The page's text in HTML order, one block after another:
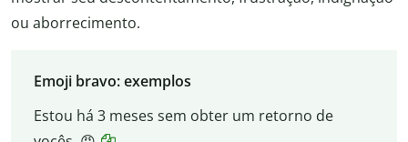
ou aborrecimento.
Emoji bravo: exemplos
Estou há 3 meses sem obter um retorno de